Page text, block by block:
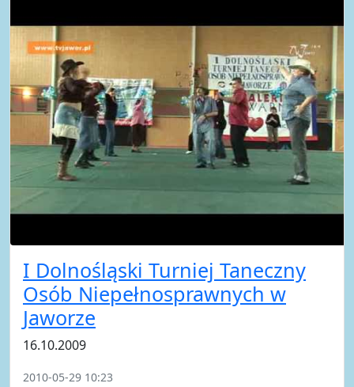
I Dolnośląski Turniej Taneczny
Osób Niepełnosprawnych w
Jaworze
16.10.2009
2010-05-29 10:23